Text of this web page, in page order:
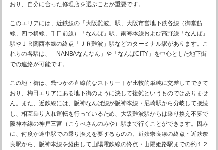
おり、自分に合った修理店を選ぶことが重要です。
このエリアには、近鉄線の「大阪難波」駅、大阪市営地下鉄各線（御堂筋
線、四つ橋線、千日前線）「なんば」駅、南海本線および高野線「なんば」
駅やＪＲ関西本線の終点「ＪＲ難波」駅などのターミナル駅があります。こ
れらの各駅は、「NANBAなんなん」や「なんばCITY」を中心とした地下街
での連絡が可能です。
この地下街は、幾つかの直線的なストリートが比較的単純に交差してできて
おり、梅田エリアにある地下街のように決して複雑というものではありませ
ん。また、近鉄線には、阪神なんば線が阪神本線・尼崎駅から分岐して接続
し、相互乗り入れ運転を行っているため、大阪難波駅からは乗り換え不要で
阪神本線の神戸三宮（こうべさんのみや）駅まで行くことができます。因み
に、何度か途中駅での乗り換えを要するものの、近鉄奈良線の終点・近鉄奈
良駅から、阪神本線を経由して山陽電鉄線の終点・山陽姫路駅までの約１２